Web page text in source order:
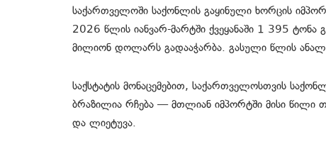
საქართველოში საქონლის გაყინული ხორცის
2026 წლის იანვარ-მარტში ქვეყანაში 1 395
მილიონ დოლარს გადააჭარბა. გასული წლის
საქსტატის მონაცემებით, საქართველოსთვის
ბრაზილია რჩება — მთლიან იმპორტში მისი წილი
და ლიეტუვა.